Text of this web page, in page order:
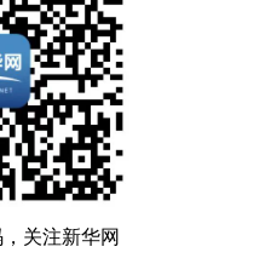
关注新华网